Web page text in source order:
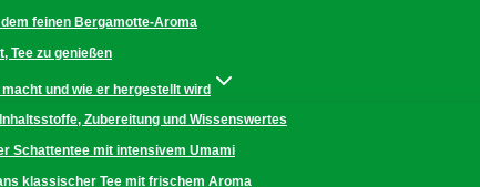
feinen Bergamotte-Aroma
Tee zu genießen
und wie er hergestellt wird
Zubereitung und Wissenswertes
Schattentee mit intensivem Umami
klassischer Tee mit frischem Aroma